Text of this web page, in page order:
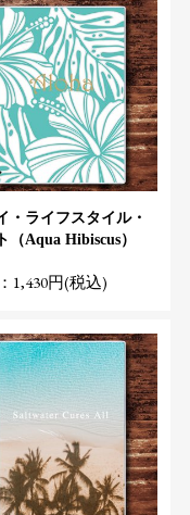
・ライフスタイル・
（Aqua Hibiscus）
1,430円(税込)